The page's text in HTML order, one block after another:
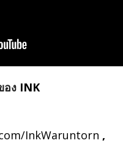
อง INK
InkWaruntorn ,